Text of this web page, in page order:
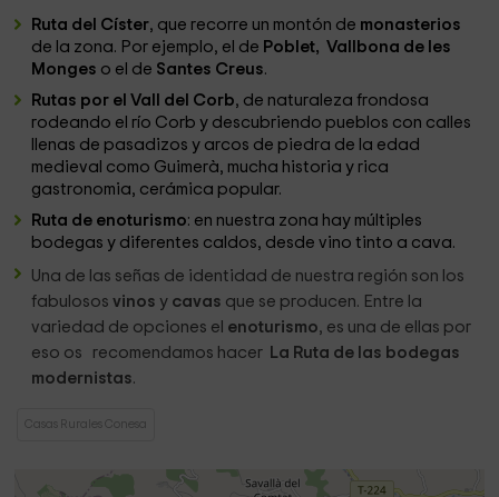
Ruta del Císter, que recorre un montón de monasterios
de la zona. Por ejemplo, el de Poblet, Vallbona de les
Monges o el de Santes Creus.
Rutas por el Vall del Corb, de naturaleza frondosa
rodeando el río Corb y descubriendo pueblos con calles
llenas de pasadizos y arcos de piedra de la edad
medieval como Guimerà, mucha historia y rica
gastronomia, cerámica popular.
Ruta de enoturismo: en nuestra zona hay múltiples
bodegas y diferentes caldos, desde vino tinto a cava.
Una de las señas de identidad de nuestra región son los
fabulosos vinos y cavas que se producen. Entre la
variedad de opciones el enoturismo, es una de ellas por
eso os recomendamos hacer La Ruta de las bodegas
modernistas.
Casas Rurales Conesa